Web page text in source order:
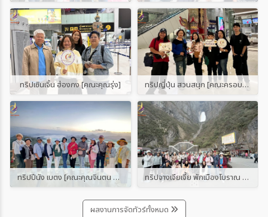
ทริปเซินเจิ้น ฮ่องกง [คณะคุณรุ่ง] ทริปญี่ปุ่น สวนสนุก [คณะครอบครัวประตูไชโยฯ]
ทริปปีนัง เบตง [คณะคุณจินตน และคุณสุรีรัตน์] ทริปจางเจียเจี้ย พักเมืองโบราณ 2 เมือง [กรุ๊ปจอยทัวร์ โดย บัดดี้ทริป ทราเวล]
ผลงานการจัดทัวร์ทั้งหมด